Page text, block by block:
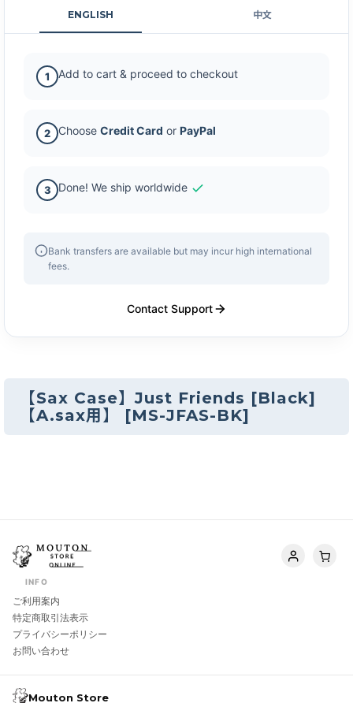
【Sax Case】Just Friends [Black]
【A.sax用】
[MS-JFAS-BK]
ENGLISH 中文
1 Add to cart & proceed to checkout
2 Choose Credit Card or PayPal
3 Done! We ship worldwide
Bank transfers are available but may incur high international
fees.
Contact Support
INFO
ご利用案内
特定商取引法表示
プライバシーポリシー
お問い合わせ
Mouton Store